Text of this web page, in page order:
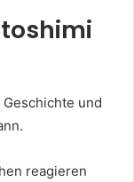
und
reagieren